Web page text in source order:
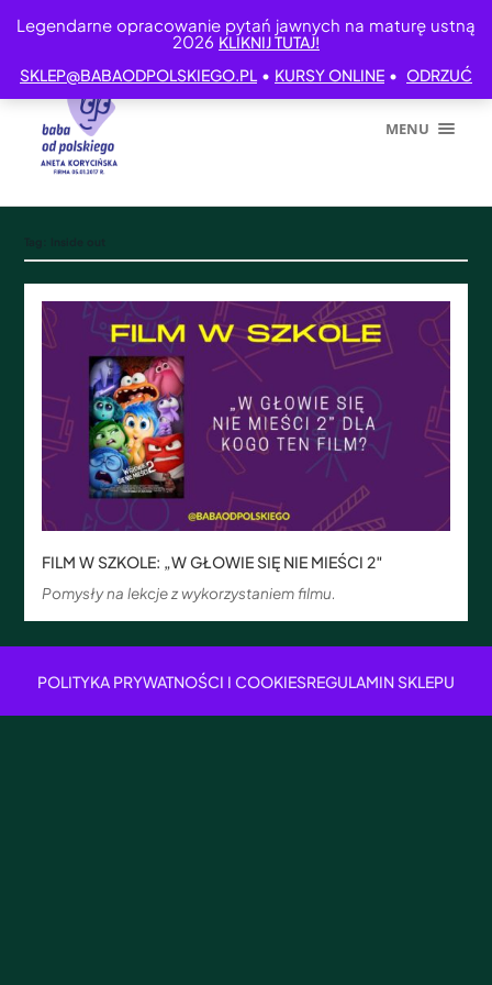
Legendarne opracowanie pytań jawnych na maturę ustną
2026 KLIKNIJ TUTAJ!
SKLEP@BABAODPOLSKIEGO.PL • KURSY ONLINE • ODRZUĆ
MENU
FILM W SZKOLE: „W GŁOWIE SIĘ NIE MIEŚCI 2″
Pomysły na lekcje z wykorzystaniem filmu.
POLITYKA PRYWATNOŚCI I COOKIESREGULAMIN SKLEPU